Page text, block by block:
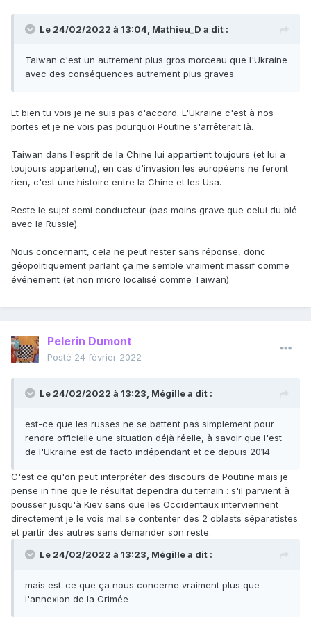
Le 24/02/2022 à 13:04, Mathieu_D a dit :
Taiwan c'est un autrement plus gros morceau que l'Ukraine
avec des conséquences autrement plus graves.
Et bien tu vois je ne suis pas d'accord. L'Ukraine c'est à nos
portes et je ne vois pas pourquoi Poutine s'arrêterait là.
Taiwan dans l'esprit de la Chine lui appartient toujours (et lui a
toujours appartenu), en cas d'invasion les européens ne feront
rien, c'est une histoire entre la Chine et les Usa.
Reste le sujet semi conducteur (pas moins grave que celui du blé
avec la Russie).
Nous concernant, cela ne peut rester sans réponse, donc
géopolitiquement parlant ça me semble vraiment massif comme
événement (et non micro localisé comme Taiwan).
Pelerin Dumont
Posté 24 février 2022
Le 24/02/2022 à 13:23, Mégillea dit :
est-ce que les russes ne se battent pas simplement pour
rendre officielle une situation déjà réelle, à savoir que l'est
de l'Ukraine est de facto indépendant et ce depuis 2014
C'est ce qu'on peut interpréter des discours de Poutine mais je
pense in fine que le résultat dependra du terrain : s'il parvient à
pousser jusqu'à Kiev sans que les Occidentaux interviennent
directement je le vois mal se contenter des 2 oblasts séparatistes
et partir des autres sans demander son reste.
Le 24/02/2022 à 13:23, Mégillea dit :
mais est-ce que ça nous concerne vraiment plus que
l'annexion de la Crimée